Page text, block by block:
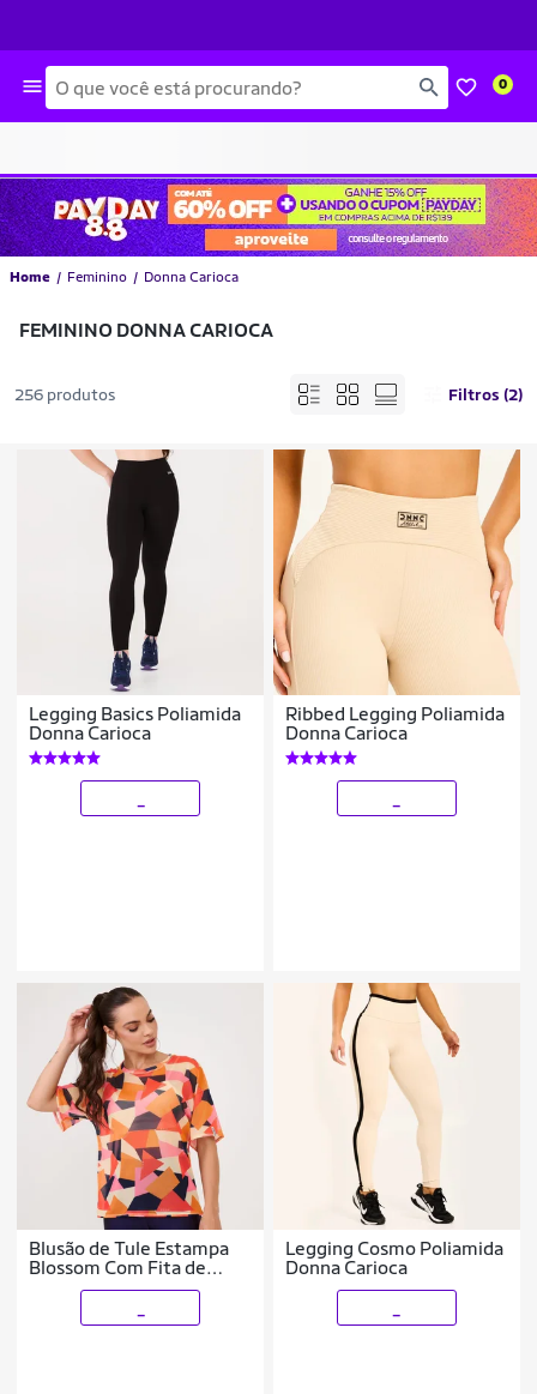
Busca 0
Home Feminino Donna Carioca
FEMININO DONNA CARIOCA
256 produtos Filtros (2)
Legging Basics Poliamida
Donna Carioca
Ribbed Legging Poliamida
Donna Carioca
Blusão de Tule Estampa
Blossom Com Fita de
Silicone Donna Carioca
Legging Cosmo Poliamida
Donna Carioca